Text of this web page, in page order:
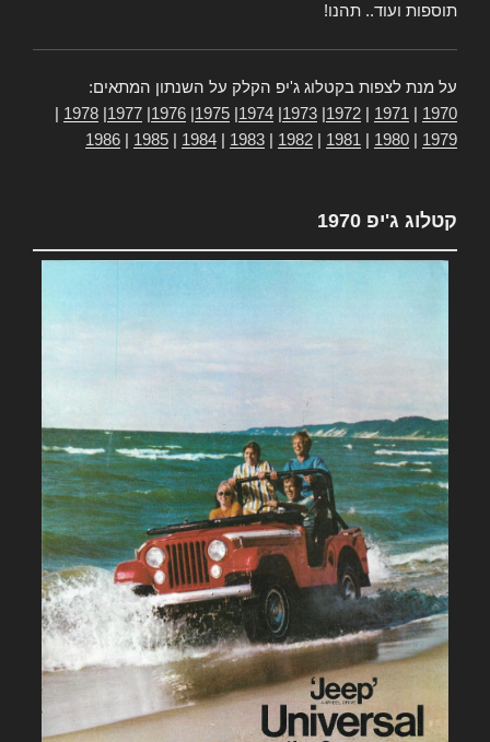
תוספות ועוד.. תהנו!
על מנת לצפות בקטלוג ג'יפ הקלק על השנתון המתאים:
1970
1971
1972
1973
1974
1975
1976
1977
1978
1979
1980
1981
1982
1983
1984
1985
1986
קטלוג ג'יפ 1970